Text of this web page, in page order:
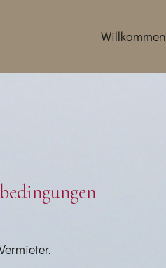
Willkommen